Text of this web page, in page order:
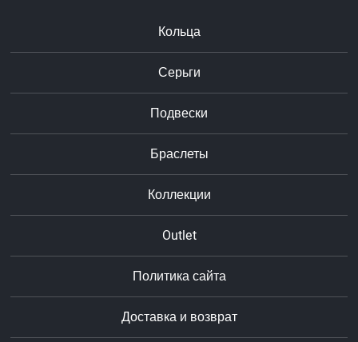
Кольца
Серьги
Подвески
Браслеты
Коллекции
Outlet
Политика сайта
Доставка и возврат